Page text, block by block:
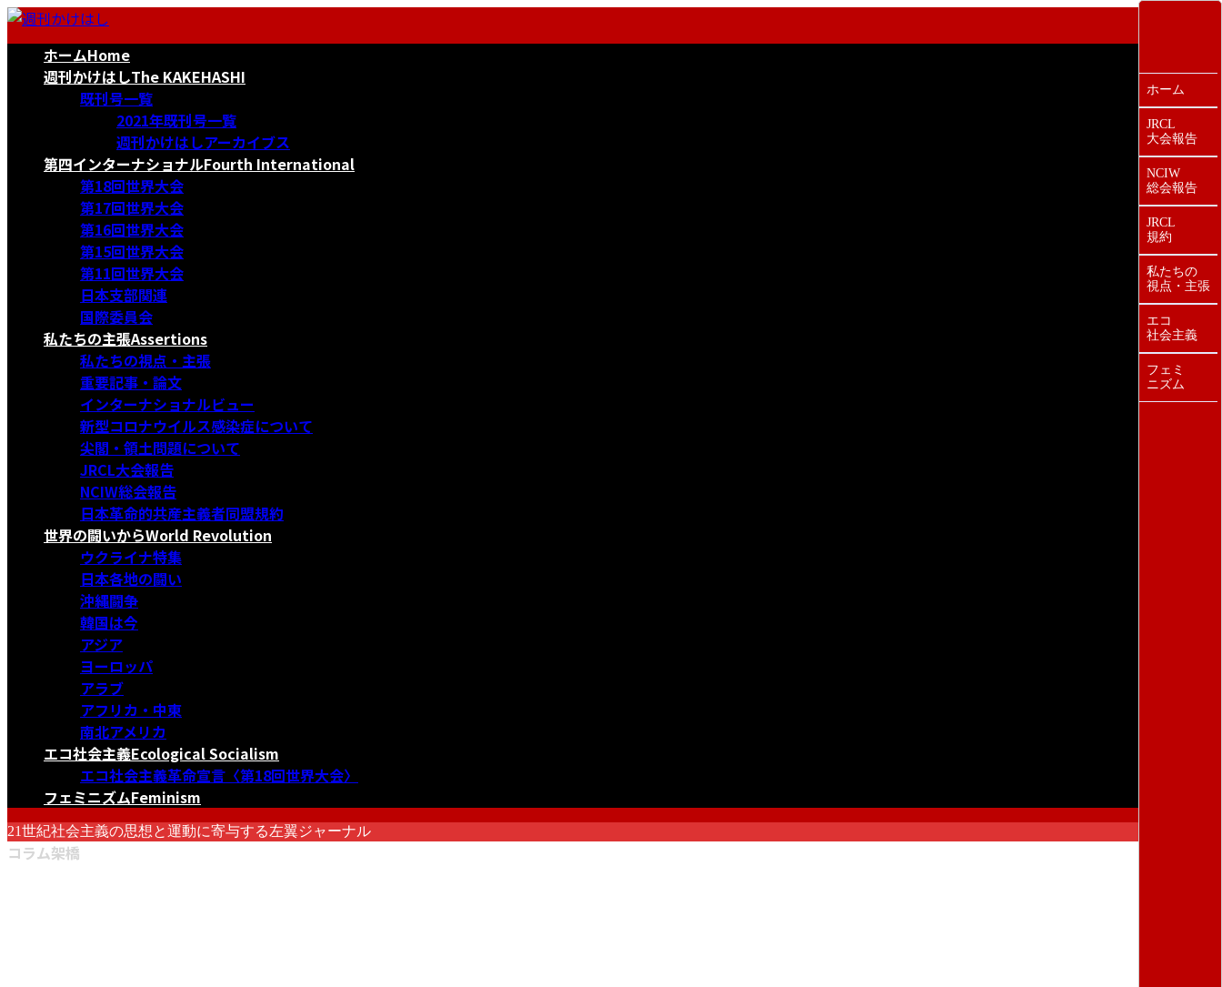
コ
ナ
ホームHome
週刊かけはしThe KAKEHASHI
既刊号一覧
2021年既刊号一覧
週刊かけはしアーカイブス
第四インターナショナルFourth International
第18回世界大会
第17回世界大会
第16回世界大会
第15回世界大会
第11回世界大会
日本支部関連
国際委員会
私たちの主張Assertions
私たちの視点・主張
重要記事・論文
インターナショナルビュー
新型コロナウイルス感染症について
尖閣・領土問題について
JRCL大会報告
NCIW総会報告
日本革命的共産主義者同盟規約
世界の闘いからWorld Revolution
ウクライナ特集
日本各地の闘い
沖縄闘争
韓国は今
アジア
ヨーロッパ
アラブ
アフリカ・中東
南北アメリカ
エコ社会主義Ecological Socialism
エコ社会主義革命宣言〈第18回世界大会〉
フェミニズムFeminism
21世紀社会主義の思想と運動に寄与する左翼ジャーナル
コラム架橋
ホーム
JRCL
大会報告
NCIW
総会報告
JRCL
規約
私たちの
視点・主張
エコ
社会主義
フェミ
ニズム